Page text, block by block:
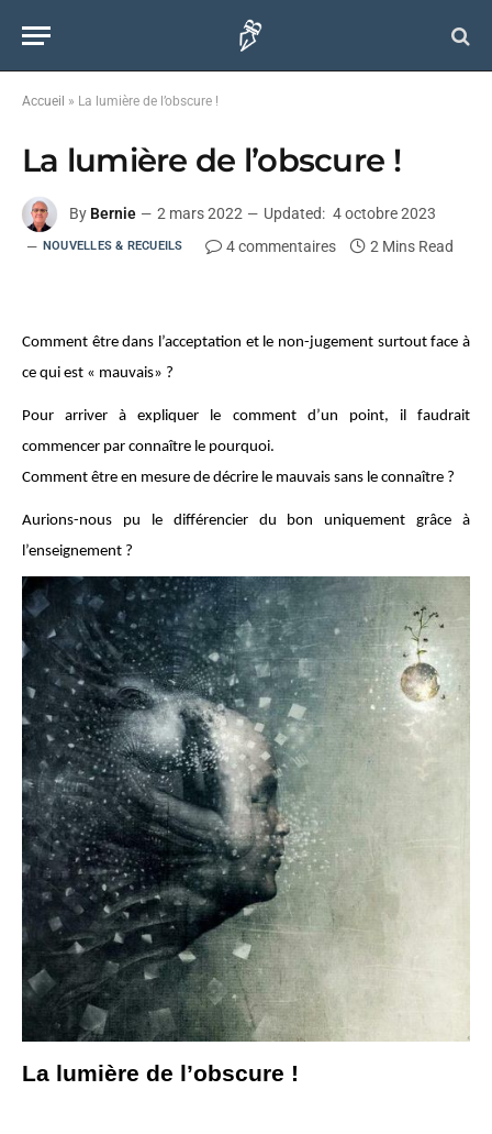
Accueil » La lumière de l’obscure !
La lumière de l’obscure !
By Bernie 2 mars 2022 Updated: 4 octobre 2023
NOUVELLES & RECUEILS 4 commentaires 2 Mins Read
Comment être dans l’acceptation et le non-jugement surtout face à
ce qui est « mauvais» ?
Pour arriver à expliquer le comment d’un point, il faudrait
commencer par connaître le pourquoi.
Comment être en mesure de décrire le mauvais sans le connaître ?
Aurions-nous pu le différencier du bon uniquement grâce à
l’enseignement ?
La lumière de l’obscure !